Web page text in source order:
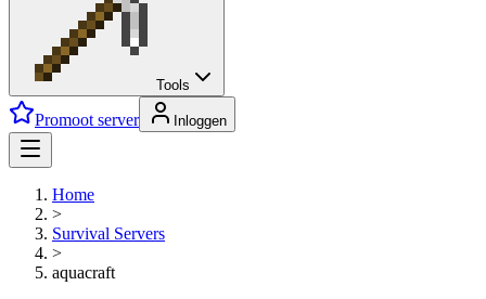
Tools
Promoot server Inloggen
Home
>
Survival Servers
>
aquacraft